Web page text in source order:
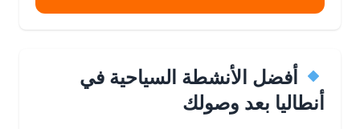
أفضل الأنشطة السياحية في
أنطاليا بعد وصولك